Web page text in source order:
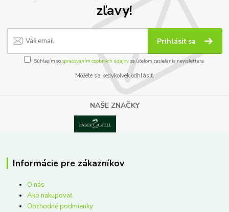
zľavy!
Prihlásiť sa
Súhlasím sospracovaním osobných údajov za účelom zasielania newslettera.
Môžete sa kedykoľvek odhlásiť.
NAŠE ZNAČKY
Informácie pre zákazníkov
O nás
Ako nakupovať
Obchodné podmienky